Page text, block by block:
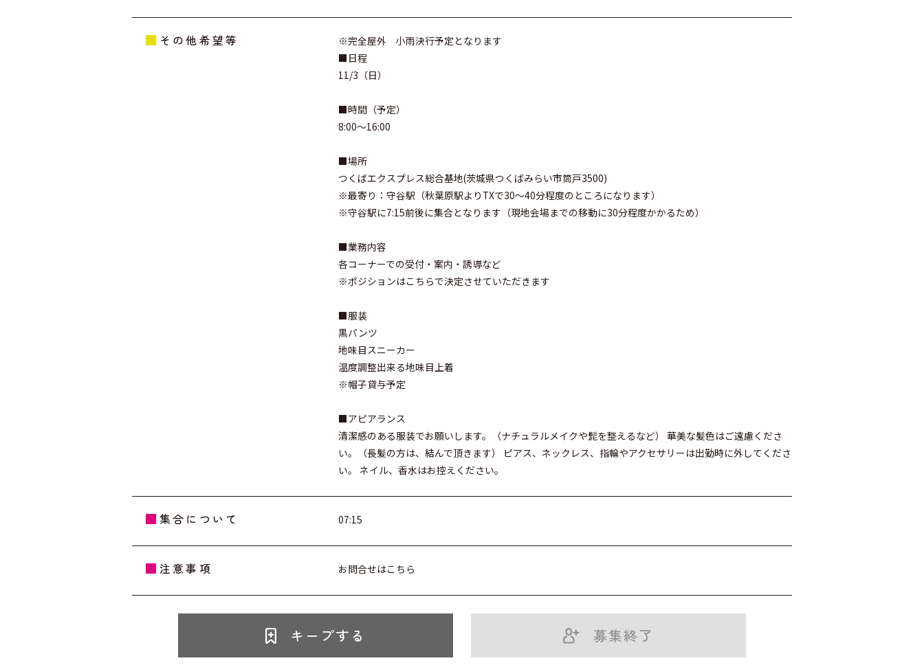
その他希望等
※完全屋外 小雨決行予定となります
■日程
11/3（日）
■時間（予定）
8:00～16:00
■場所
つくばエクスプレス総合基地(茨城県つくばみらい市筒戸3500)
※最寄り：守谷駅（秋葉原駅よりTXで30～40分程度のところになります）
※守谷駅に7:15前後に集合となります（現地会場までの移動に30分程度かかるため）
■業務内容
各コーナーでの受付・案内・誘導など
※ポジションはこちらで決定させていただきます
■服装
黒パンツ
地味目スニーカー
温度調整出来る地味目上着
※帽子貸与予定
■アピアランス
清潔感のある服装でお願いします。（ナチュラルメイクや髭を整えるなど） 華美な髪色はご遠慮くださ
い。（長髪の方は、結んで頂きます） ピアス、ネックレス、指輪やアクセサリーは出勤時に外してくださ
い。 ネイル、香水はお控えください。
集合について 07:15
注意事項 お問合せはこちら
キープする 募集終了